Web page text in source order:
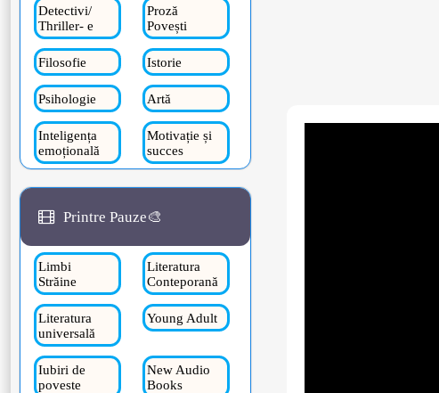
Detectivi/
Thriller- e
Proză
Povești
Filosofie Istorie
Psihologie Artă
Inteligența
emoțională
Motivație și
succes
Printre Pauze🎨
Limbi
Străine
Literatura
Conteporană
Literatura
universală
Young Adult
Iubiri de
poveste
New Audio
Books